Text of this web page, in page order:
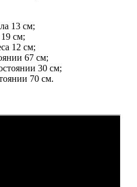
13 см;
см;
12 см;
67 см;
30 см;
70 см.